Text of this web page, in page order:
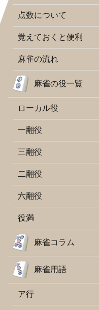
点数について
覚えておくと便利
麻雀の流れ
麻雀の役一覧
ローカル役
一翻役
三翻役
二翻役
六翻役
役満
麻雀コラム
麻雀用語
ア行